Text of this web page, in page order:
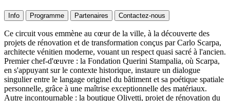
Info Programme Partenaires Contactez-nous
Ce circuit vous emmène au cœur de la ville, à la découverte des
projets de rénovation et de transformation conçus par Carlo Scarpa,
architecte vénitien moderne, vouant un respect quasi sacré à l'ancien.
Premier chef-d'œuvre : la Fondation Querini Stampalia, où Scarpa,
en s'appuyant sur le contexte historique, instaure un dialogue
singulier entre le langage originel du bâtiment et sa poétique spatiale
personnelle, grâce à une maîtrise exceptionnelle des matériaux.
Autre incontournable : la boutique Olivetti, projet de rénovation du